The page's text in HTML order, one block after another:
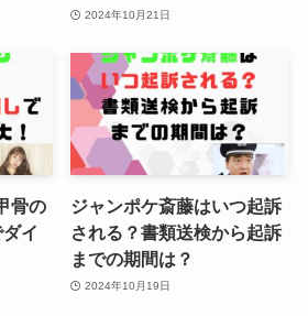
2024年10月21日
骨の
イ
ジャンポケ斎藤はいつ起訴
される？書類送検から起訴
までの期間は？
2024年10月19日